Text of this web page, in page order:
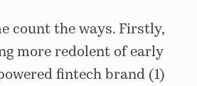
count the ways. Firstly,
more redolent of early
fintech brand (1)